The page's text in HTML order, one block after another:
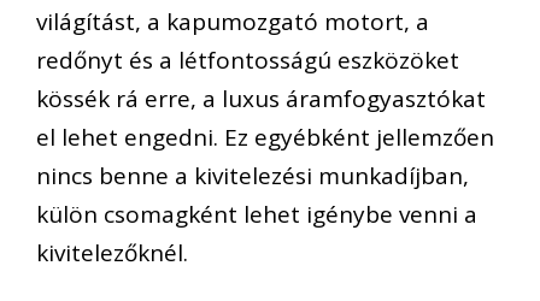
világítást, a kapumozgató motort, a
redőnyt és a létfontosságú eszközöket
kössék rá erre, a luxus áramfogyasztókat
el lehet engedni. Ez egyébként jellemzően
nincs benne a kivitelezési munkadíjban,
külön csomagként lehet igénybe venni a
kivitelezőknél.